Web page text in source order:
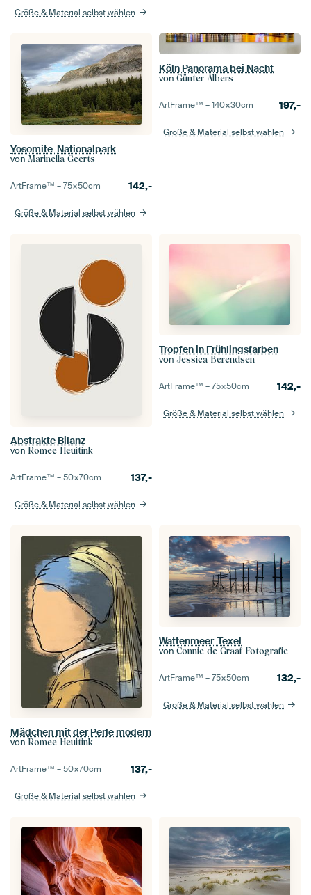
Größe & Material selbst wählen
Yosomite-Nationalpark
von Marinella Geerts
ArtFrame™ –75×50cm 142,-
Größe & Material selbst wählen
Köln Panorama bei Nacht
von Günter Albers
ArtFrame™ –140×30cm 197,-
Größe & Material selbst wählen
Abstrakte Bilanz
von Romee Heuitink
ArtFrame™ –50×70cm 137,-
Größe & Material selbst wählen
Tropfen in Frühlingsfarben
von Jessica Berendsen
ArtFrame™ –75×50cm 142,-
Größe & Material selbst wählen
Mädchen mit der Perle modern
von Romee Heuitink
ArtFrame™ –50×70cm 137,-
Größe & Material selbst wählen
Wattenmeer-Texel
von Connie de Graaf Fotografie
ArtFrame™ –75×50cm 132,-
Größe & Material selbst wählen